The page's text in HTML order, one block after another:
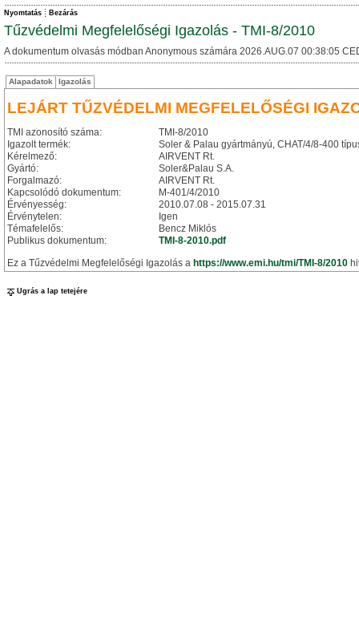
Nyomtatás Bezárás
Tűzvédelmi Megfelelőségi Igazolás - TMI-8/2010
A dokumentum olvasás módban Anonymous számára 2026.AUG.07 00:38:05
Alapadatok Igazolás
LEJÁRT TŰZVÉDELMI MEGFELELŐSÉGI
TMI azonosító száma:
TMI-8/2010
Igazolt termék:
Soler & Palau gyártmányú, CHAT/4/8-400
Kérelmező:
AIRVENT Rt.
Gyártó:
Soler&Palau S.A.
Forgalmazó:
AIRVENT Rt.
Kapcsolódó dokumentum:
M-401/4/2010
Érvényesség:
2010.07.08 - 2015.07.31
Érvénytelen:
Igen
Témafelelős:
Bencz Miklós
Publikus dokumentum:
TMI-8-2010.pdf
Ez a Tűzvédelmi Megfelelőségi Igazolás a https://www.emi.hu/tmi/TMI-8/2010
Ugrás a lap tetejére